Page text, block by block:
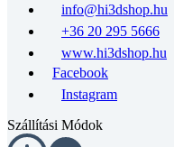
info@hi3dshop.hu
+36 20 295 5666
www.hi3dshop.hu
Facebook
Instagram
Szállítási Módok